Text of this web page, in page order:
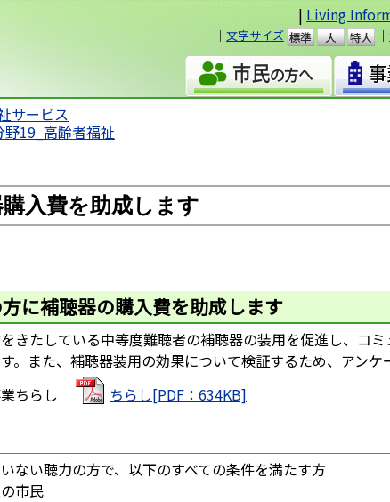
| Living
｜ 文字サイズ
準
大
｜
津若松市
サービス
野19_高齢者福祉
入費を助成します
に補聴器の購入費を助成します
きたしている中等度難聴者の補聴器の装用を促進し、コ
。また、補聴器装用の効果について検証するため、アンケ
ちらし
ちらし[PDF：634KB]
ない聴力の方で、以下のすべての条件を満たす方
市民